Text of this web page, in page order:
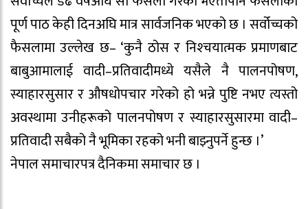
पूर्ण पाठ केही दिनअघि मात्र सार्वजनिक भएको छ । सर्वोच्चको
फैसलामा उल्लेख छ– ‘कुनै ठोस र निश्‍चयात्मक प्रमाणबाट
बाबुआमालाई वादी–प्रतिवादीमध्ये यसैले नै पालनपोषण,
स्याहारसुसार र औषधोपचार गरेको हो भन्ने पुष्टि नभए त्यस्तो
अवस्थामा उनीहरूको पालनपोषण र स्याहारसुसारमा वादी–
प्रतिवादी सबैको नै भूमिका रहको भनी बाझ्नुपर्ने हुन्छ ।’
नेपाल समाचारपत्र दैनिकमा समाचार छ ।